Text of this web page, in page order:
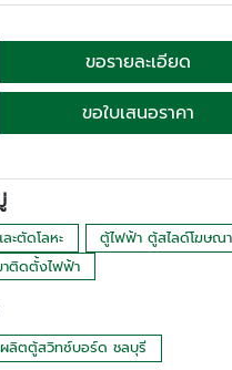
ขอรายละเอียด
ขอใบเสนอราคา
ะตัดโลหะ
ตู้ไฟฟ้า ตู้สไลด์โฆษณา
าติดตั้งไฟฟ้า
ผลิตตู้สวิทซ์บอร์ด ชลบุรี